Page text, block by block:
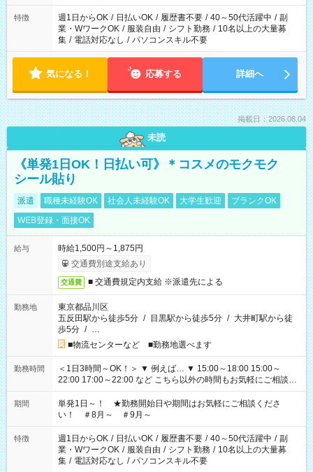
特徴 週1日からOK / 日払いOK / 履歴書不要 / 40～50代活躍中 / 副
業・WワークOK / 服装自由 / シフト勤務 / 10名以上の大量募
集 / 電話対応なし / パソコンスキル不要
気になる！ 応募する 詳細へ
掲載日：2026.08.04
未読
《単発1日OK！日払い可》＊コスメのモクモク
シール貼り
派遣 職種未経験OK 社会人未経験OK 大学生歓迎
ブランクOK
WEB登録・面接OK
給与
時給1,500円～1,875円
交通費別途支給あり
交通費 ■ 交通費規定内支給 ※派遣先による
勤務地
東京都品川区
五反田駅から徒歩5分 / 目黒駅から徒歩5分 / 大井町駅から徒
歩5分 / …
■物流センターなど ■勤務地選べます
勤務時間
＜1日3時間～OK！＞ ▼ 例えば… ▼ 15:00～18:00 15:00～
22:00 17:00～22:00 など こちら以外の時間もお気軽にご相談く
ださい！
期間
単発1日～！ ★勤務開始日や期間はお気軽にご相談くださ
い！ ＃8月～ ＃9月～
特徴 週1日からOK / 日払いOK / 履歴書不要 / 40～50代活躍中 / 副
業・WワークOK / 服装自由 / シフト勤務 / 10名以上の大量募
集 / 電話対応なし / パソコンスキル不要